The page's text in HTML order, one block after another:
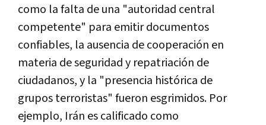
como la falta de una "autoridad central
competente" para emitir documentos
confiables, la ausencia de cooperación en
materia de seguridad y repatriación de
ciudadanos, y la "presencia histórica de
grupos terroristas" fueron esgrimidos. Por
ejemplo, Irán es calificado como